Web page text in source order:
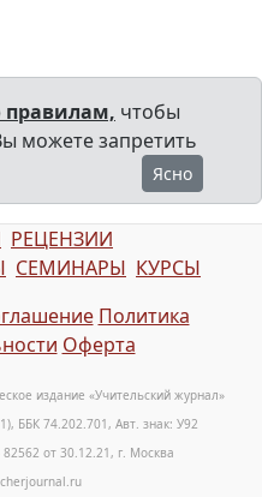
правилам, чтобы
можете запретить
Ясно
РЕЦЕНЗИИ
СЕМИНАРЫ КУРСЫ
Политика
Оферта
издание «Учительский журнал»
ББК 74.202.701, Авт. знак: У92
от 30.12.21, г. Москва